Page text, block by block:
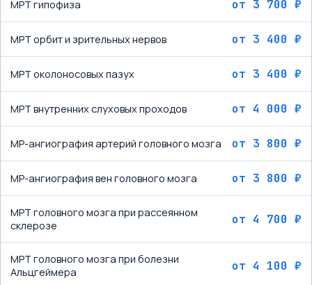
МРТ гипофиза от 3 700 ₽
МРТ орбит и зрительных нервов от 3 400 ₽
МРТ околоносовых пазух от 3 400 ₽
МРТ внутренних слуховых проходов от 4 000 ₽
МР-ангиография артерий головного мозга от 3 800 ₽
МР-ангиография вен головного мозга от 3 800 ₽
МРТ головного мозга при рассеянном
склерозе
от 4 700 ₽
МРТ головного мозга при болезни
Альцгеймера
от 4 100 ₽